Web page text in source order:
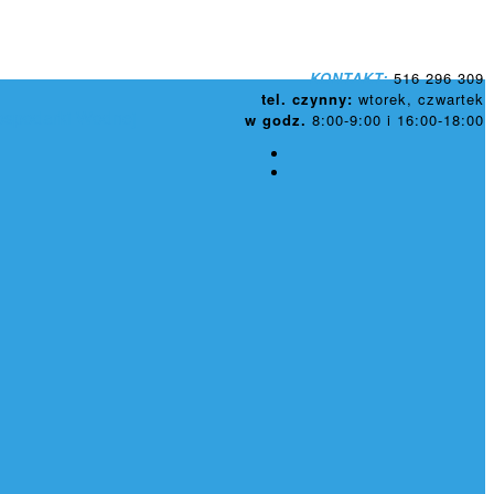
KONTAKT:516 296 309
tel. czynny: wtorek, czwartek
w godz. 8:00-9:00 i 16:00-18:00